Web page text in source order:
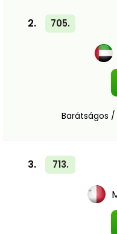
2. 705.
Barátságos
3. 713.